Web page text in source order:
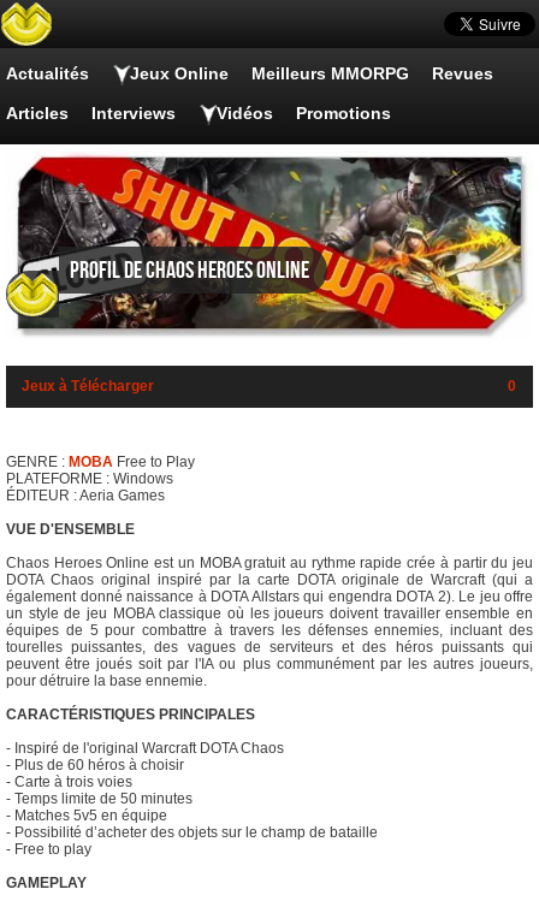
Actualités Jeux Online Meilleurs MMORPG Revues
Articles Interviews Vidéos Promotions
Profil de Chaos Heroes Online
Jeux à Télécharger 0
GENRE : MOBA Free to Play
PLATEFORME : Windows
ÉDITEUR : Aeria Games
VUE D'ENSEMBLE
Chaos Heroes Online est un MOBA gratuit au rythme rapide crée à partir du jeu
DOTA Chaos original inspiré par la carte DOTA originale de Warcraft (qui a
également donné naissance à DOTA Allstars qui engendra DOTA 2). Le jeu offre
un style de jeu MOBA classique où les joueurs doivent travailler ensemble en
équipes de 5 pour combattre à travers les défenses ennemies, incluant des
tourelles puissantes, des vagues de serviteurs et des héros puissants qui
peuvent être joués soit par l'IA ou plus communément par les autres joueurs,
pour détruire la base ennemie.
CARACTÉRISTIQUES PRINCIPALES
- Inspiré de l'original Warcraft DOTA Chaos
- Plus de 60 héros à choisir
- Carte à trois voies
- Temps limite de 50 minutes
- Matches 5v5 en équipe
- Possibilité d’acheter des objets sur le champ de bataille
- Free to play
GAMEPLAY